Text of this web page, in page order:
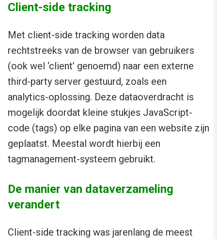
Client-side tracking
Met client-side tracking worden data
rechtstreeks van de browser van gebruikers
(ook wel ‘client’ genoemd) naar een externe
third-party server gestuurd, zoals een
analytics-oplossing. Deze dataoverdracht is
mogelijk doordat kleine stukjes JavaScript-
code (tags) op elke pagina van een website zijn
geplaatst. Meestal wordt hierbij een
tagmanagement-systeem gebruikt.
De manier van dataverzameling
verandert
Client-side tracking was jarenlang de meest